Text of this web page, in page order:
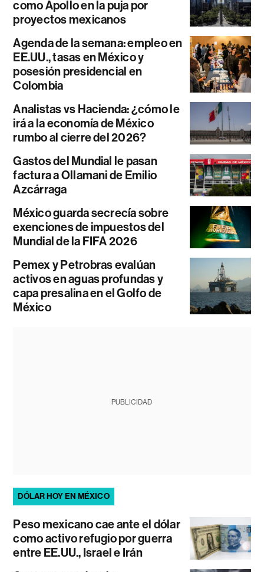
como Apollo en la puja por
proyectos mexicanos
Agenda de la semana: empleo en
EE.UU., tasas en México y
posesión presidencial en
Colombia
Analistas vs Hacienda: ¿cómo le
irá a la economía de México
rumbo al cierre del 2026?
Gastos del Mundial le pasan
factura a Ollamani de Emilio
Azcárraga
México guarda secrecía sobre
exenciones de impuestos del
Mundial de la FIFA 2026
Pemex y Petrobras evalúan
activos en aguas profundas y
capa presalina en el Golfo de
México
PUBLICIDAD
DÓLAR HOY EN MÉXICO
Peso mexicano cae ante el dólar
como activo refugio por guerra
entre EE.UU., Israel e Irán